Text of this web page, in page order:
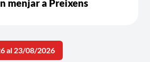
menjar a Preixens
al 23/08/2026